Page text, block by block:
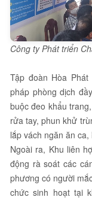
Công ty Phát triển
Tập đoàn Hòa
pháp phòng dịch
buộc đeo khẩu
rửa tay, phun khử
lắp vách ngăn ăn
Ngoài ra, Khu liên
động rà soát các
phương có người
chức sinh hoạt tại